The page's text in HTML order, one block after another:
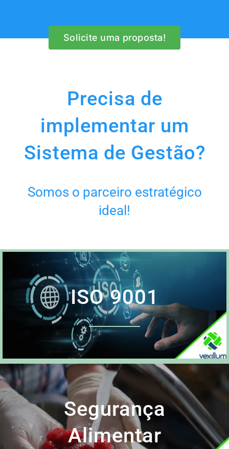
Solicite uma proposta!
Precisa de
implementar um
Sistema de Gestão?
Somos o parceiro estratégico
ideal!
ISO 9001
Segurança
Alimentar